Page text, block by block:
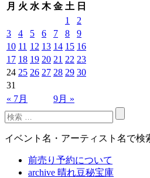
月 火 水 木 金 土 日
« 7月 9月 »
1
2
3
4 5 6 7 8
9
10 11 12 13 14 15 16
17 18 19 20 21 22 23
24 25 26 27 28 29 30
31
イベント名・アーティスト名で検
前売り予約について
archive 晴れ豆秘宝庫